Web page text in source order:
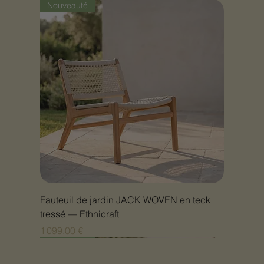
Nouveauté
Fauteuil de jardin JACK WOVEN en teck
tressé — Ethnicraft
Prix
1 099,00 €